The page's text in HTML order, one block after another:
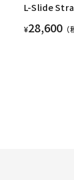
L-Slide
¥28,600 （